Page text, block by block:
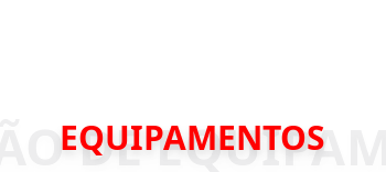
EQUIPAMENTOS